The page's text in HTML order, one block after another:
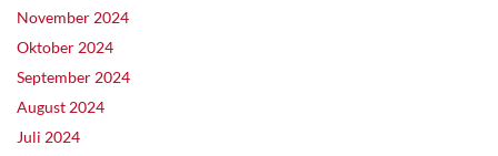
November 2024
Oktober 2024
September 2024
August 2024
Juli 2024